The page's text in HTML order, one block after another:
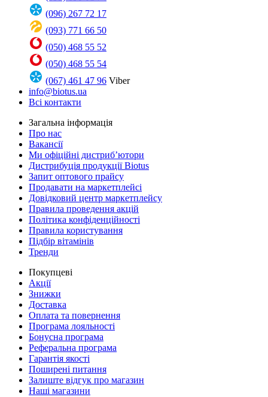
(096) 267 72 17
(093) 771 66 50
(050) 468 55 52
(050) 468 55 54
(067) 461 47 96 Viber
info@biotus.ua
Всі контакти
Загальна інформація
Про нас
Вакансії
Ми офіційні дистриб’ютори
Дистрибуція продукції Biotus
Запит оптового прайсу
Продавати на маркетплейсі
Довідковий центр маркетплейсу
Правила проведення акцій
Політика конфіденційності
Правила користування
Підбір вітамінів
Тренди
Покупцеві
Акції
Знижки
Доставка
Оплата та повернення
Програма лояльності
Бонусна програма
Реферальна програма
Гарантія якості
Поширені питання
Залиште відгук про магазин
Наші магазини